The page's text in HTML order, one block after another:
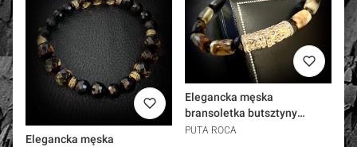
Elegancka męska
Elegancka męska
bransoletka butsztyny
srebro 925 złoto 24k Amber
PUTA ROCA